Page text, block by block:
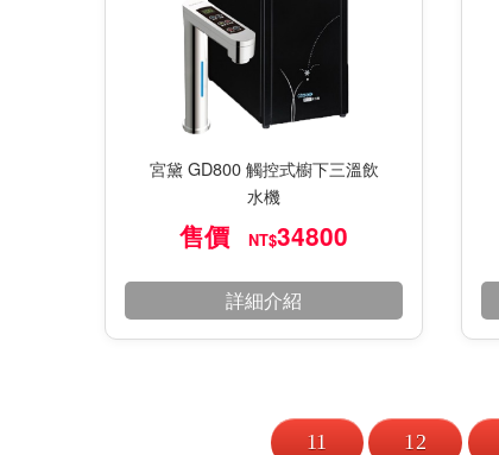
宮黛 GD800 觸控式櫥下三溫飲
水機
售價 NT$34800
詳細介紹
11 12